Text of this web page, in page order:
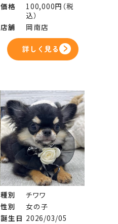
価格
100,000円（税
込）
店舗
岡南店
詳しく見る
種別
チワワ
性別
女の子
誕生日 2026/03/05